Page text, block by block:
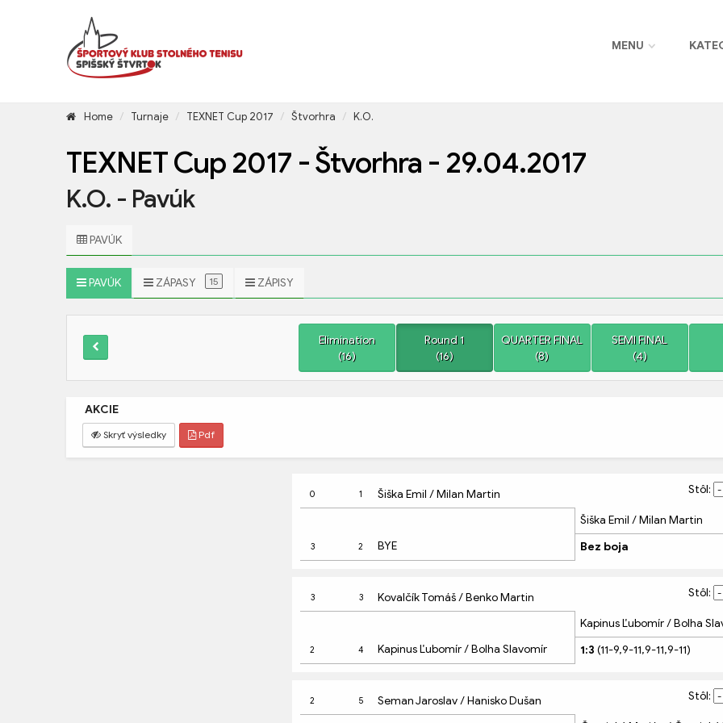
MENU
Home Turnaje TEXNET Cup 2017 Štvorhra K.O.
TEXNET Cup 2017 - Štvorhra - 29.04.2017
K.O. - Pavúk
PAVÚK
PAVÚK ZÁPASY 15 ZÁPISY
Elimination
(16)
Round 1
(16)
QUARTER FINAL
(8)
SEMI FINAL
(4)
AKCIE
Skryť výsledky Pdf
Stôl:
0 1 Šiška Emil / Milan Martin
Šiška Emil / Milan Martin
3 2 BYE Bez boja
Stôl:
3 3 Kovalčík Tomáš / Benko Martin
Kapinus Ľubomír / Bolha
2 4 Kapinus Ľubomír / Bolha Slavomír 1:3 (11-9,9-11,9-11,9-11)
Stôl:
2 5 Seman Jaroslav / Hanisko Dušan